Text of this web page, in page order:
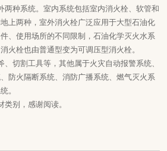
两种系统。室内系统包括室内消火栓、软管和
上两种，室外消火栓广泛应用于大型石油化
、使用场所的不同限制，石油化学灭火水系
火栓也由普通型变为可调压型消火栓。
切割工具等，其他属于火灾自动报警系统、
防火隔断系统、消防广播系统、燃气灭火系
。
别，感谢阅读。